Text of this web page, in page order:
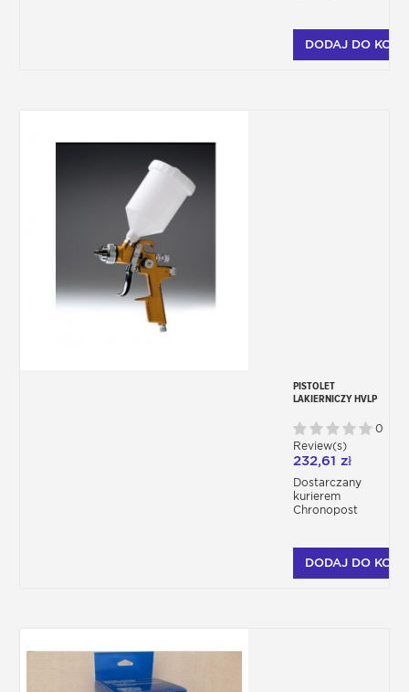
DODAJ DO
PISTOLET
LAKIERNICZY HVLP
0
Review(s)
232,61 zł
Dostarczany
kurierem
Chronopost
DODAJ DO